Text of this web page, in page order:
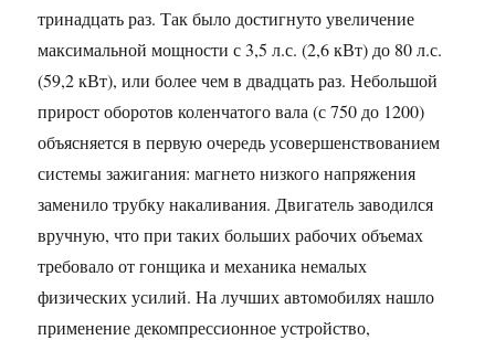
тринадцать раз. Так было достигнуто увеличение
максимальной мощности с 3,5 л.с. (2,6 кВт) до 80 л.с.
(59,2 кВт), или более чем в двадцать раз. Небольшой
прирост оборотов коленчатого вала (с 750 до 1200)
объясняется в первую очередь усовершенствованием
системы зажигания: магнето низкого напряжения
заменило трубку накаливания. Двигатель заводился
вручную, что при таких больших рабочих объемах
требовало от гонщика и механика немалых
физических усилий. На лучших автомобилях нашло
применение декомпрессионное устройство,